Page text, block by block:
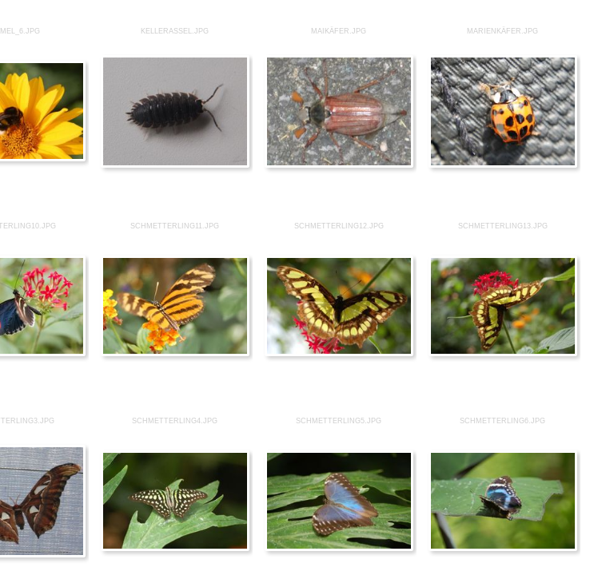
KELLERASSEL.JPG MAIKÄFER.JPG MARIENKÄFER.JPG
SCHMETTERLING11.JPG SCHMETTERLING12.JPG SCHMETTERLING13.JPG
SCHMETTERLING4.JPG SCHMETTERLING5.JPG SCHMETTERLING6.JPG